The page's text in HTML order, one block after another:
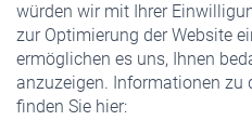
würden wir mit Ihrer
zur Optimierung der Website
ermöglichen es uns, Ihnen
anzuzeigen. Informationen zu
finden Sie hier:
Veranstaltungen
Rentner
Rentenbeginn